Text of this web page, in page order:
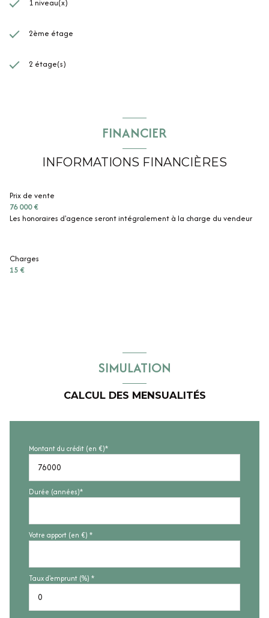
1 niveau(x)
2ème étage
2 étage(s)
FINANCIER
INFORMATIONS FINANCIÈRES
Prix de vente
76 000 €
Les honoraires d'agence seront intégralement à la charge du vendeur
Charges
15 €
SIMULATION
CALCUL DES MENSUALITÉS
Montant du crédit (en €)*
Durée (années)*
Votre apport (en €) *
Taux d'emprunt (%) *